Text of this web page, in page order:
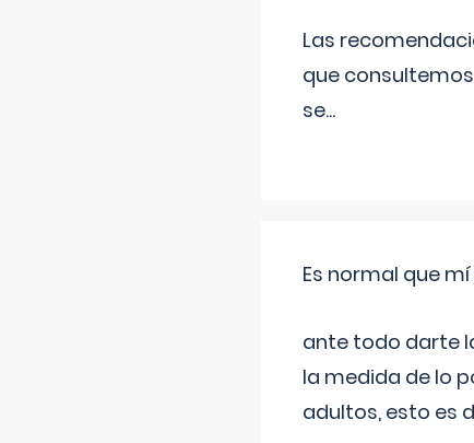
Las
que
se...
Es normal que
ante todo darte
la medida de lo
adultos, esto es